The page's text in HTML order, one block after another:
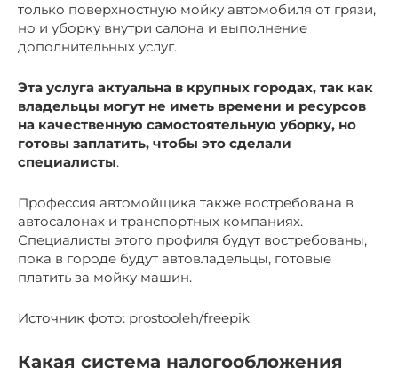
только поверхностную мойку автомобиля от грязи,
но и уборку внутри салона и выполнение
дополнительных услуг.
Эта услуга актуальна в крупных городах, так как
владельцы могут не иметь времени и ресурсов
на качественную самостоятельную уборку, но
готовы заплатить, чтобы это сделали
специалисты.
Профессия автомойщика также востребована в
автосалонах и транспортных компаниях.
Специалисты этого профиля будут востребованы,
пока в городе будут автовладельцы, готовые
платить за мойку машин.
Источник фото: prostooleh/freepik
Какая система налогообложения